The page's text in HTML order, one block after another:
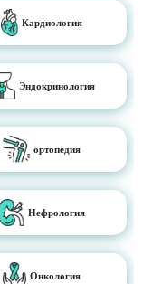
Кардиология
Эндокринология
ортопедия
Нефрология
Онкология